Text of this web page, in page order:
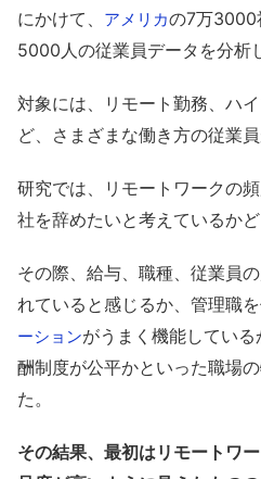
にかけて、 アメリカの7万3000
5000人の従業員データを分析
対象には、リモート勤務、ハ
ど、さまざまな働き方の従業
研究では、リモートワークの
社を辞めたいと考えているかど
その際、給与、職種、従業員
れていると感じるか、管理職を
ーションがうまく機能してい
酬制度が公平かといった職場
た。
その結果、最初はリモートワ